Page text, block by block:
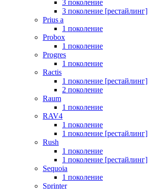
3 поколение
3 поколение [рестайлинг]
Prius a
1 поколение
Probox
1 поколение
Progres
1 поколение
Ractis
1 поколение [рестайлинг]
2 поколение
Raum
1 поколение
RAV4
1 поколение
1 поколение [рестайлинг]
Rush
1 поколение
1 поколение [рестайлинг]
Sequoia
1 поколение
Sprinter